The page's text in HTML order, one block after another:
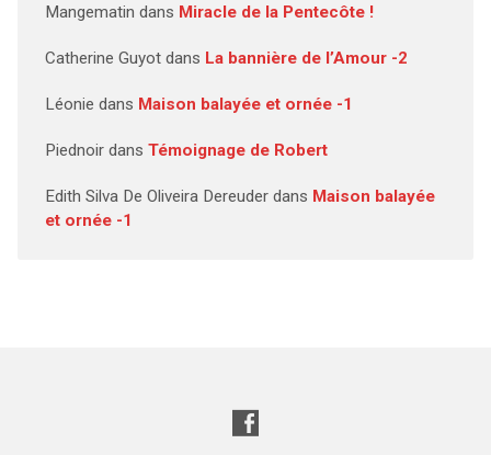
Mangematin dans Miracle de la Pentecôte !
Catherine Guyotdans La bannière de l’Amour -2
Léonie dans Maison balayée et ornée -1
Piednoirdans Témoignage de Robert
Edith Silva De Oliveira Dereuderdans Maison balayée
et ornée -1